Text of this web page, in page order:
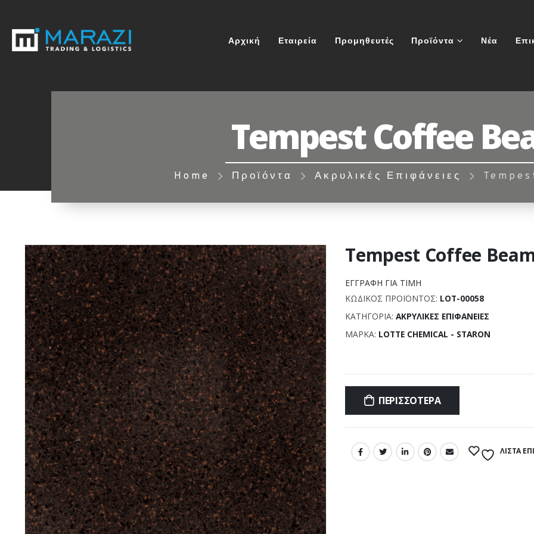
Αρχική Εταιρεία Προμηθευτές Προϊόντα Νέα
Tempest Coffee
Home Προϊόντα Ακρυλικές Επιφάνειες
Tempest Coffee
ΕΓΓΡΑΦΉ ΓΙΑ ΤΙΜΉ
ΚΩΔΙΚΌΣ ΠΡΟΪΌΝΤΟΣ: LOT-00058
ΚΑΤΗΓΟΡΊΑ:ΑΚΡΥΛΙΚΈΣ ΕΠΙΦΆΝΕΙΕΣ
ΜΆΡΚΑ: LOTTE CHEMICAL - STARON
ΠΕΡΙΣΣΌΤΕΡΑ
ΛΊΣΤΑ